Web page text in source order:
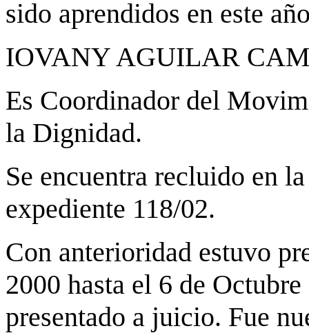
sido aprendidos en este
IOVANY AGUILAR
Es Coordinador del
la Dignidad.
Se encuentra recluido en
expediente 118/02.
Con anterioridad estuvo
2000 hasta el 6 de
presentado a juicio. Fue